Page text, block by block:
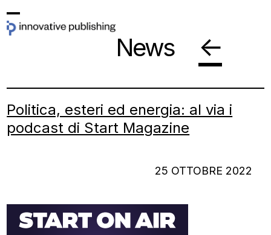
toOpen
Close
News ←
Politica, esteri ed energia: al via i
podcast di Start Magazine
25 OTTOBRE 2022